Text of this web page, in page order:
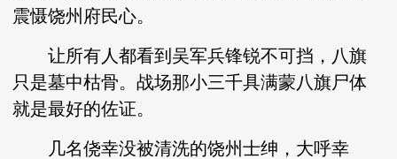
震慑饶州府民心。
让所有人都看到吴军兵锋锐不可挡，八旗
只是墓中枯骨。战场那小三千具满蒙八旗尸体
就是最好的佐证。
几名侥幸没被清洗的饶州士绅，大呼幸